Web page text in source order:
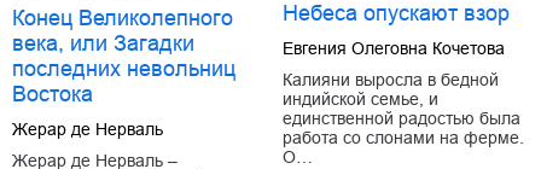
Конец Великолепного
века, или Загадки
последних невольниц
Востока
Жерар де Нерваль
Жерар де Нерваль –
Небеса опускают взор
Евгения Олеговна Кочетова
Калияни выросла в бедной
индийской семье, и
единственной радостью была
работа со слонами на ферме.
О…